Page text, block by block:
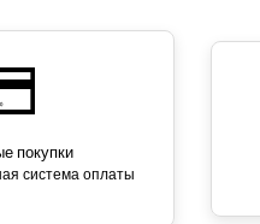
покупки
система оплаты